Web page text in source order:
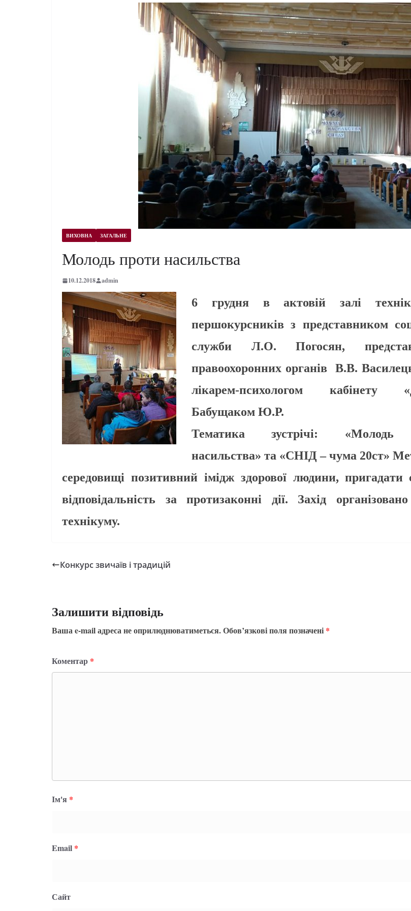
ВИХОВНА ЗАГАЛЬНЕ
Молодь проти насильства
10.12.2018 admin
6 грудня в актовій залі
першокурсників з представником
служби Л.О. Погосян,
правоохоронних органів В.В.
лікарем-психологом кабінету
Бабущаком Ю.Р.
Тематика зустрічі: «Молодь
насильства» та «СНІД – чума 20ст»
середовищі позитивний імідж здорової людини, пригадати
відповідальність за протизаконні дії. Захід
технікуму.
Конкурс звичаїв і традицій
Залишити відповідь
Ваша e-mail адреса не оприлюднюватиметься.Обов’язкові поля позначені *
Коментар *
Ім'я *
Email *
Сайт